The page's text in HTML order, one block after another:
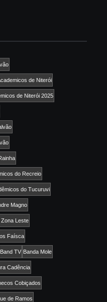
de Niterói
de Niterói 2025
do Recreio
do Tucuruvi
Magno
Leste
Faísca
Band TV Banda Mole
Cadência
Cobiçados
de Ramos